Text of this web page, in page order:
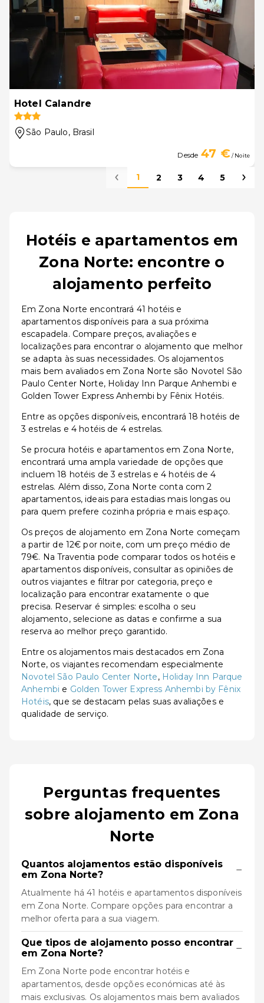
Hotel Calandre
São Paulo, Brasil
Desde 47 €/ Noite
1 2 3 4 5
Hotéis e apartamentos em
Zona Norte: encontre o
alojamento perfeito
Em Zona Norte encontrará 41 hotéis e
apartamentos disponíveis para a sua próxima
escapadela. Compare preços, avaliações e
localizações para encontrar o alojamento que melhor
se adapta às suas necessidades. Os alojamentos
mais bem avaliados em Zona Norte são Novotel São
Paulo Center Norte, Holiday Inn Parque Anhembi e
Golden Tower Express Anhembi by Fênix Hotéis.
Entre as opções disponíveis, encontrará 18 hotéis de
3 estrelas e 4 hotéis de 4 estrelas.
Se procura hotéis e apartamentos em Zona Norte,
encontrará uma ampla variedade de opções que
incluem 18 hotéis de 3 estrelas e 4 hotéis de 4
estrelas. Além disso, Zona Norte conta com 2
apartamentos, ideais para estadias mais longas ou
para quem prefere cozinha própria e mais espaço.
Os preços de alojamento em Zona Norte começam
a partir de 12€ por noite, com um preço médio de
79€. Na Traventia pode comparar todos os hotéis e
apartamentos disponíveis, consultar as opiniões de
outros viajantes e filtrar por categoria, preço e
localização para encontrar exatamente o que
precisa. Reservar é simples: escolha o seu
alojamento, selecione as datas e confirme a sua
reserva ao melhor preço garantido.
Entre os alojamentos mais destacados em Zona
Norte, os viajantes recomendam especialmente
Novotel São Paulo Center Norte, Holiday Inn Parque
Anhembi e Golden Tower Express Anhembi by Fênix
Hotéis, que se destacam pelas suas avaliações e
qualidade de serviço.
Perguntas frequentes
sobre alojamento em Zona
Norte
Quantos alojamentos estão disponíveis
em Zona Norte?
−
Atualmente há 41 hotéis e apartamentos disponíveis
em Zona Norte. Compare opções para encontrar a
melhor oferta para a sua viagem.
Que tipos de alojamento posso encontrar
em Zona Norte?
−
Em Zona Norte pode encontrar hotéis e
apartamentos, desde opções económicas até às
mais exclusivas. Os alojamentos mais bem avaliados